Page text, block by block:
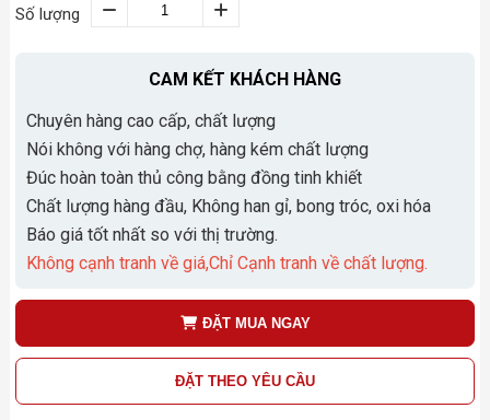
Số lượng
CAM KẾT KHÁCH HÀNG
Chuyên hàng cao cấp, chất lượng
Nói không với hàng chợ, hàng kém chất lượng
Đúc hoàn toàn thủ công bằng đồng tinh khiết
Chất lượng hàng đầu, Không han gỉ, bong tróc, oxi hóa
Báo giá tốt nhất so với thị trường.
Không cạnh tranh về giá,Chỉ Cạnh tranh về chất lượng.
ĐẶT MUA NGAY
ĐẶT THEO YÊU CẦU